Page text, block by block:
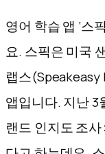
영어 학습 앱 ‘스
요. 스픽은 미국
랩스(Speakeasy
앱입니다. 지난 3
랜드 인지도 조